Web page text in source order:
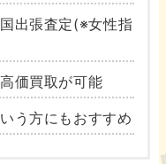
出張査定(※女性指
価買取が可能
う方にもおすすめ